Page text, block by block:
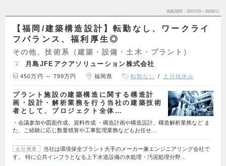
掲載期間 26/07/29～26/08/11
【福岡/建築構造設計】転勤なし、ワークライ
フバランス、福利厚生◎
その他、技術系（建築・設備・土木・プラント）
月島JFEアクアソリューション株式会社
450万円 ～ 799万円 福岡県 転勤なし 土日祝休み
プラント施設の建築構造に関する構造計
画・設計・解析業務を行う当社の建築技術
者として、プロジェクト全体…
・会議参加や図面作成、資料作成 ・構造計画や構造設計、構造解析業務など ま
た、ご経験に応じ数量積算や工事監理業務などもお任せ…
会社概要
当社は環境保全プラント大手のメーカー兼エンジニアリング会社で
す。 特に公共インフラとなる上下水道設備の水処理・汚泥処理分野…